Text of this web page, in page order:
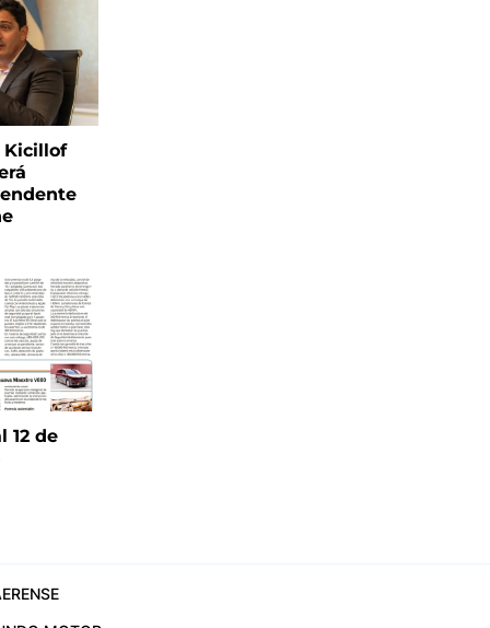
Kicillof
12 de